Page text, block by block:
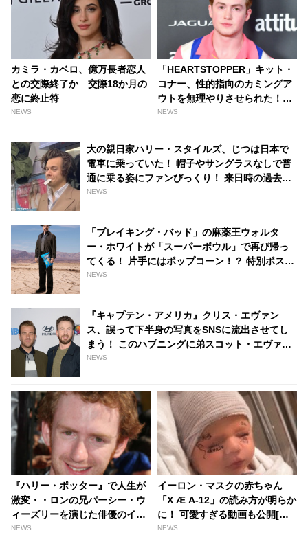
カミラ・カベロ、億万長者恋人
との交際終了か 交際18か月の
恋に終止符
NEWS
「HEARTSTOPPER」キット・
コナー、性的指向のカミングア
ウトを無理やりさせられた！？
「18歳の僕にこんなことさせる
NEWS
大の親日家ハリー・スタイルズ、じつは日本で
電車に乗っていた！ 帽子やサングラスなしで普
通に乗る姿にファンびっくり！ 来日時の過去写
真が公開され話題に - tvgroove
NEWS
「ブレイキング・バッド」の麻薬王ウォルタ
ー・ホワイトが「スーパーボウル」で再び帰っ
てくる！ 片手にはポップコーン！？ 特別ポスタ
ーが公開[写真あり] - tvgroove
NEWS
『キャプテン・アメリカ』クリス・エヴァン
ス、誤って下半身の写真をSNSに流出させてし
まう！ このハプニングに弟スコット・エヴァン
スが反応 | tvgroove
NEWS
『ハリー・ポッター』で人生が
激変・・ロンの兄パーシー・ウ
ィーズリーを演じた俳優のイ
マ！ 俳優から制作側に転向し大
NEWS
イーロン・マスクの赤ちゃん
「X Æ A-12」の読み方が明らか
に！ 可愛すぎる動画も公開[動
画あり] | tvgroove
NEWS